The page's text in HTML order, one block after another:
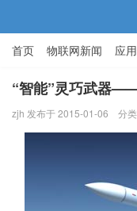
物联
首页 物联网新闻 应
智能家居
“智能”灵巧武器
zjh 发布于 2015-01-06 分类